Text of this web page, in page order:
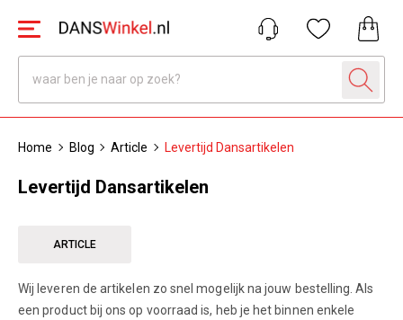
Home Blog Article Levertijd Dansartikelen
Levertijd Dansartikelen
ARTICLE
Wij leveren de artikelen zo snel mogelijk na jouw bestelling. Als
een product bij ons op voorraad is, heb je het binnen enkele